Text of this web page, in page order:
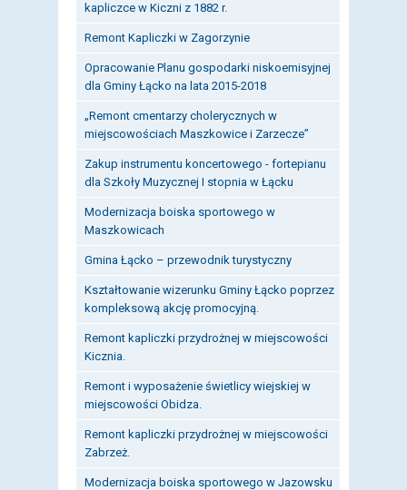
kapliczce w Kiczni z 1882 r.
Remont Kapliczki w Zagorzynie
Opracowanie Planu gospodarki niskoemisyjnej
dla Gminy Łącko na lata 2015-2018
„Remont cmentarzy cholerycznych w
miejscowościach Maszkowice i Zarzecze”
Zakup instrumentu koncertowego - fortepianu
dla Szkoły Muzycznej I stopnia w Łącku
Modernizacja boiska sportowego w
Maszkowicach
Gmina Łącko – przewodnik turystyczny
Kształtowanie wizerunku Gminy Łącko poprzez
kompleksową akcję promocyjną.
Remont kapliczki przydrożnej w miejscowości
Kicznia.
Remont i wyposażenie świetlicy wiejskiej w
miejscowości Obidza.
Remont kapliczki przydrożnej w miejscowości
Zabrzeż.
Modernizacja boiska sportowego w Jazowsku